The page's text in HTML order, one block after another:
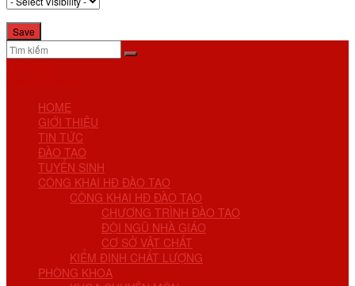
HOME
GIỚI THIỆU
TIN TỨC
ĐÀO TẠO
TUYỂN SINH
CÔNG KHAI HĐ ĐÀO TẠO
CÔNG KHAI HĐ ĐÀO TẠO
CHƯƠNG TRÌNH ĐÀO TẠO
ĐỘI NGŨ NHÀ GIÁO
CƠ SỞ VẬT CHẤT
KIỂM ĐỊNH CHẤT LƯỢNG
PHÒNG KHOA